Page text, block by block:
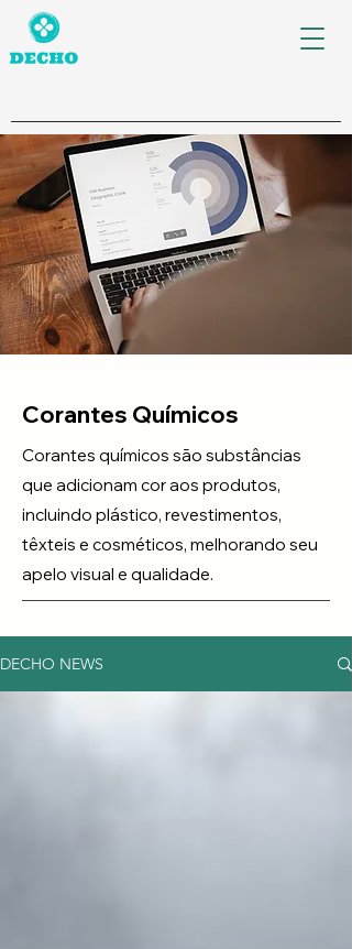
Corantes Químicos
Corantes químicos são substâncias
que adicionam cor aos produtos,
incluindo plástico, revestimentos,
têxteis e cosméticos, melhorando seu
apelo visual e qualidade.
DECHO NEWS